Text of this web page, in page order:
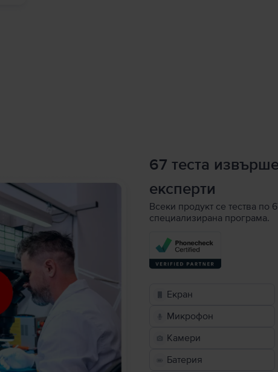
67 теста
експерти
Всеки продукт се тества по
специализирана програма.
Екран
Микрофон
Камери
Батерия